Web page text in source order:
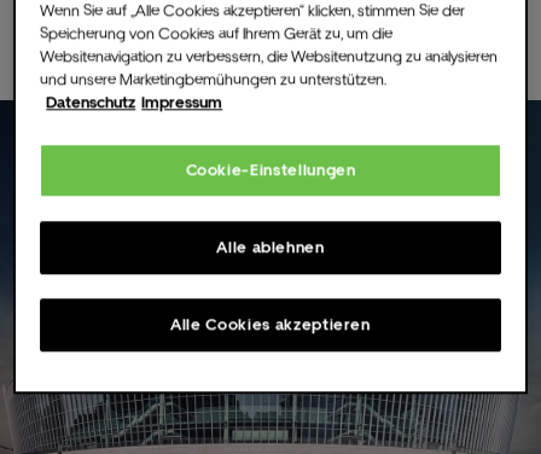
Wenn Sie auf „Alle Cookies akzeptieren“ klicken, stimmen Sie der
Speicherung von Cookies auf Ihrem Gerät zu, um die
Websitenavigation zu verbessern, die Websitenutzung zu analysieren
und unsere Marketingbemühungen zu unterstützen.
Datenschutz Impressum
Cookie-Einstellungen
Alle ablehnen
Alle Cookies akzeptieren